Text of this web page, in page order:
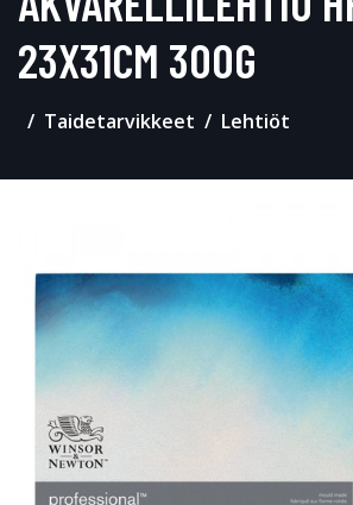
23X31CM 300G
Taidetarvikkeet Lehtiöt